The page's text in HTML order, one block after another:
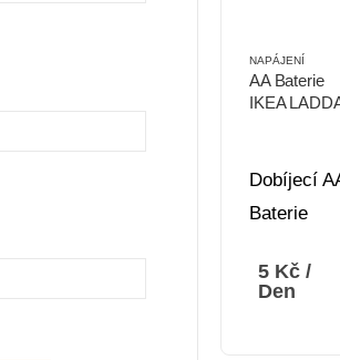
NAPÁJENÍ
AA Baterie
IKEA
Dobíjecí
Baterie
5 Kč /
Den